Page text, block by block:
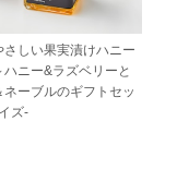
さしい果実漬けハニー
ハニー&ラズベリーと
ネーブルのギフトセッ
ズ-